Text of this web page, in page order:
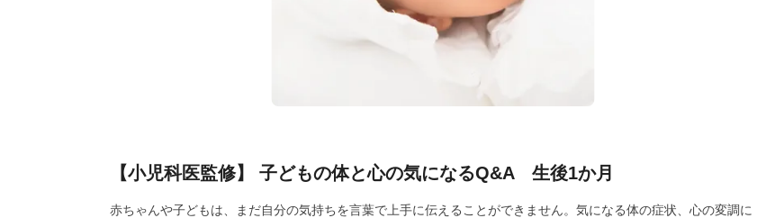
【小児科医監修】 子どもの体と心の気になるQ&A 生後1か月
赤ちゃんや子どもは、まだ自分の気持ちを言葉で上手に伝えることができません。気になる体の症状、心の変調に